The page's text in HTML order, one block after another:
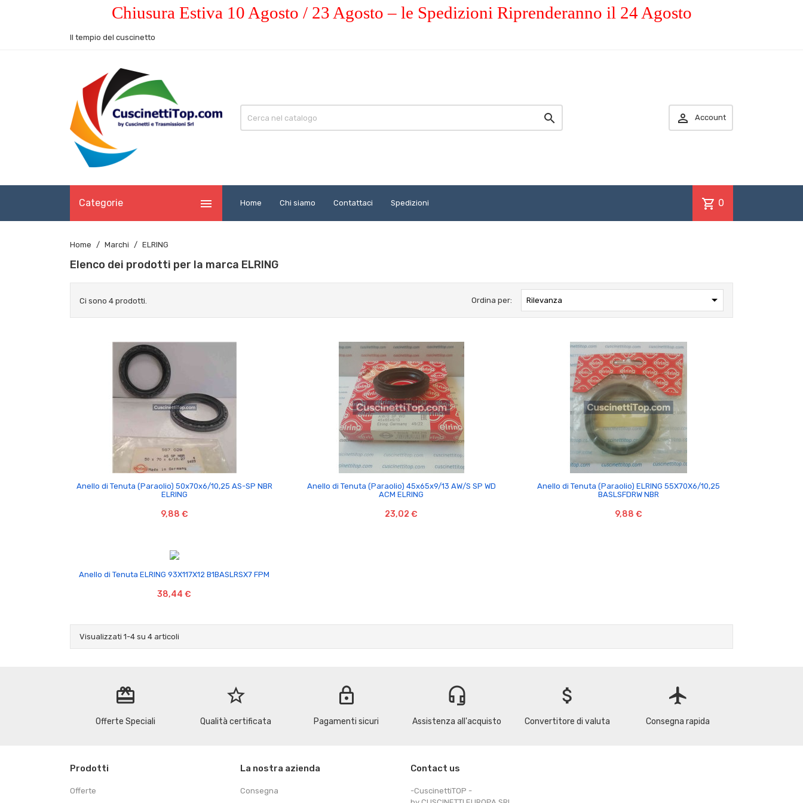
Chiusura Estiva 10 Agosto / 23 Agosto – le Spedizioni Riprenderanno il 24 Agosto
Il tempio del cuscinetto
  Account
Categorie  Home Chi siamo Contattaci Spedizioni shopping_cart 0
Home Marchi ELRING
Elenco dei prodotti per la marca ELRING
Ci sono 4 prodotti. Ordina per: Rilevanza 

Anello di Tenuta (Paraolio) 50x70x6/10,25 AS-SP NBR
ELRING
9,88 €

Anello di Tenuta (Paraolio) 45x65x9/13 AW/S SP WD
ACM ELRING
23,02 €

Anello di Tenuta (Paraolio) ELRING 55X70X6/10,25
BASLSFDRW NBR
9,88 €

Anello di Tenuta ELRING 93X117X12 B1BASLRSX7 FPM
38,44 €
Visualizzati 1-4 su 4 articoli
redeem
Offerte Speciali
star_border
Qualità certificata
lock
Pagamenti sicuri
headset_mic
Assistenza all'acquisto
attach_money
Convertitore di valuta
flight
Consegna rapida
Prodotti
Offerte
La nostra azienda
Consegna
Contact us
-CuscinettiTOP -